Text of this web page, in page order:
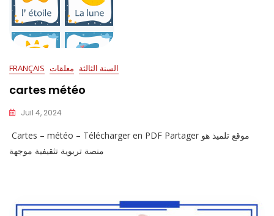
FRANÇAIS السنة الثالثة معلقات
cartes météo
Juil 4, 2024
Cartes – météo – Télécharger en PDF Partager موقع تلميذ هو
منصة تربوية تثقيفية موجهة